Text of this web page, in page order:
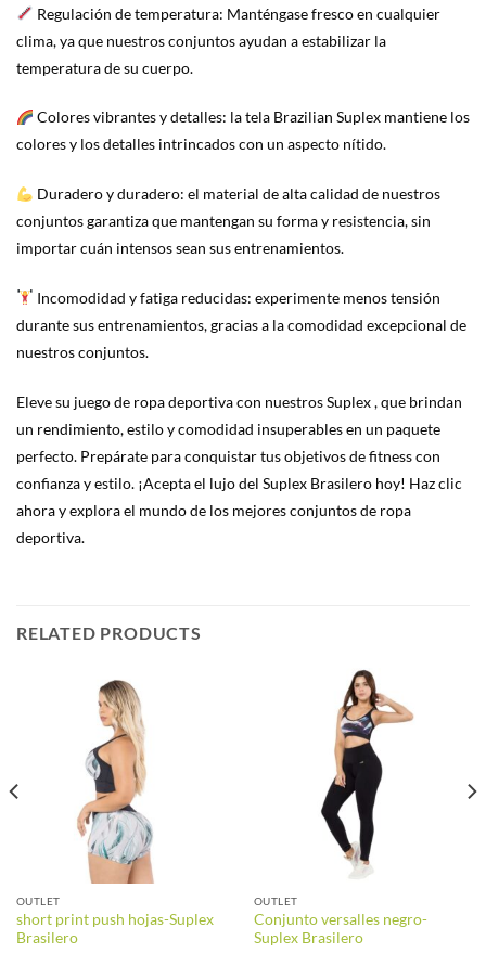
Regulación de temperatura: Manténgase fresco en cualquier
clima, ya que nuestros conjuntos ayudan a estabilizar la
temperatura de su cuerpo.
Colores vibrantes y detalles: la tela Brazilian Suplex mantiene los
colores y los detalles intrincados con un aspecto nítido.
Duradero y duradero: el material de alta calidad de nuestros
conjuntos garantiza que mantengan su forma y resistencia, sin
importar cuán intensos sean sus entrenamientos.
Incomodidad y fatiga reducidas: experimente menos tensión
durante sus entrenamientos, gracias a la comodidad excepcional de
nuestros conjuntos.
Eleve su juego de ropa deportiva con nuestros Suplex , que brindan
un rendimiento, estilo y comodidad insuperables en un paquete
perfecto. Prepárate para conquistar tus objetivos de fitness con
confianza y estilo. ¡Acepta el lujo del Suplex Brasilero hoy! Haz clic
ahora y explora el mundo de los mejores conjuntos de ropa
deportiva.
RELATED PRODUCTS
OUTLET
short print push hojas-Suplex
Brasilero
OUTLET
Conjunto versalles negro-
Suplex Brasilero